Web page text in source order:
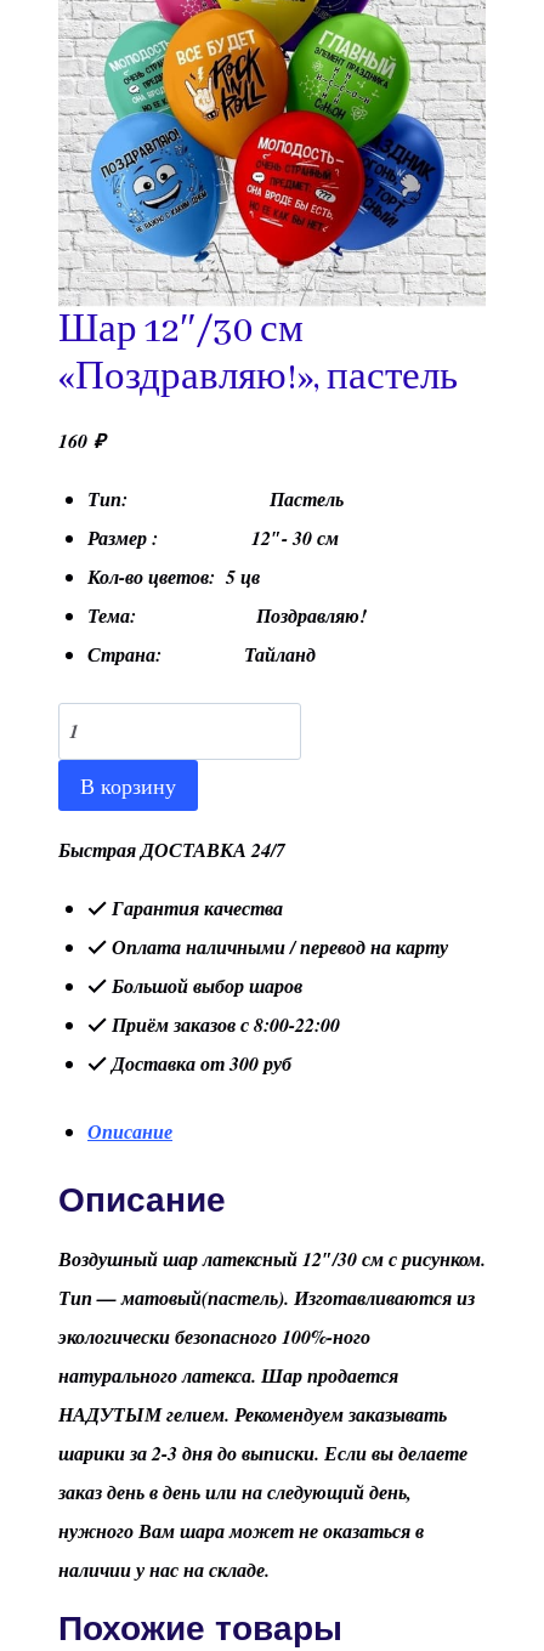
Шар 12″/30 см
«Поздравляю!», пастель
160 ₽
Тип: Пастель
Размер : 12″- 30 см
Кол-во цветов: 5 цв
Тема: Поздравляю!
Страна: Тайланд
Количество
товара
Шар
12"/30
"Поздравляю!",
пастель
В корзину
Быстрая ДОСТАВКА 24/7
Гарантия качества
Оплата наличными / перевод на карту
Большой выбор шаров
Приём заказов с 8:00-22:00
Доставка от 300 руб
Описание
Описание
Воздушный шар латексный 12″/30 см с рисунком.
Тип — матовый(пастель). Изготавливаются из
экологически безопасного 100%-ного
натурального латекса. Шар продается
НАДУТЫМ гелием. Рекомендуем заказывать
шарики за 2-3 дня до выписки. Если вы делаете
заказ день в день или на следующий день,
нужного Вам шара может не оказаться в
наличии у нас на складе.
Похожие товары